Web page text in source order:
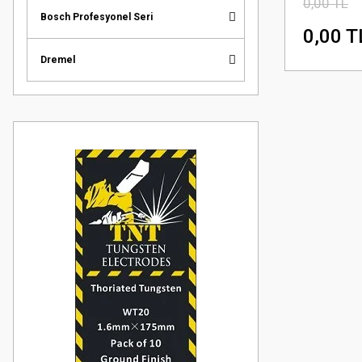
Bosch Profesyonel Seri
Dremel
0,00 TL
0,00